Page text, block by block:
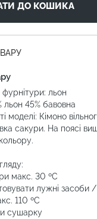
ДО КОШИКА
фурнітури: льон
льон 45% бавовна
моделі: Кімоно
сакури. На поясі
макс. 30 ºC
лужні засоби /
110 ºC
сушарку